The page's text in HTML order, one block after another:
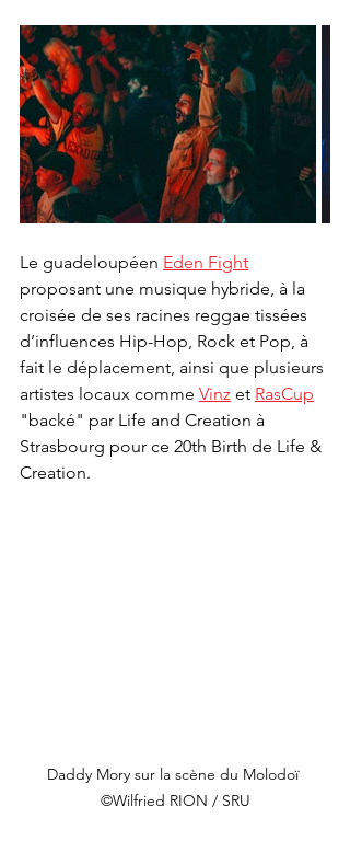
Le guadeloupéen Eden Fight
proposant une musique hybride, à la
croisée de ses racines reggae tissées
d’influences Hip-Hop, Rock et Pop, à
fait le déplacement, ainsi que plusieurs
artistes locaux comme Vinz et RasCup
"backé" par Life and Creation à
Strasbourg pour ce 20th Birth de Life &
Creation.
Daddy Mory sur la scène du Molodoï
©Wilfried RION / SRU